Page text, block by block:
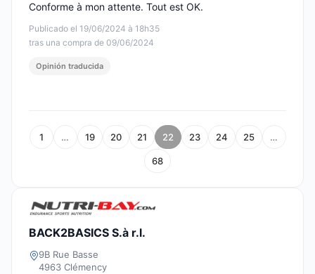
Publicado el 19/06/2024 à 18h35
tras una compra de 09/06/2024
Conforme à mon attente. Tout est OK.
Opinión traducida
1 … 19 20 21 22 23 24 25 …
68
BACK2BASICS S.à r.l.
9B Rue Basse
4963 Clémency